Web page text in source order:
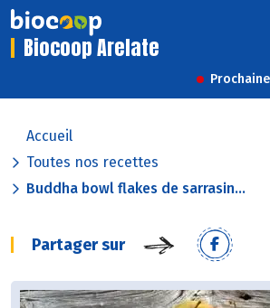
Biocoop Arelate
Accueil
Toutes nos recettes
Buddha bowl flakes de sarrasin...
Partager sur